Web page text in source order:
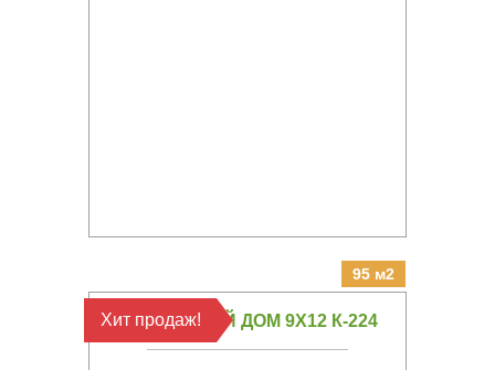
95 м2
КАРКАСНЫЙ ДОМ 9Х12 К-224
Хит продаж!